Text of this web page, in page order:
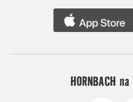
HORNBACH